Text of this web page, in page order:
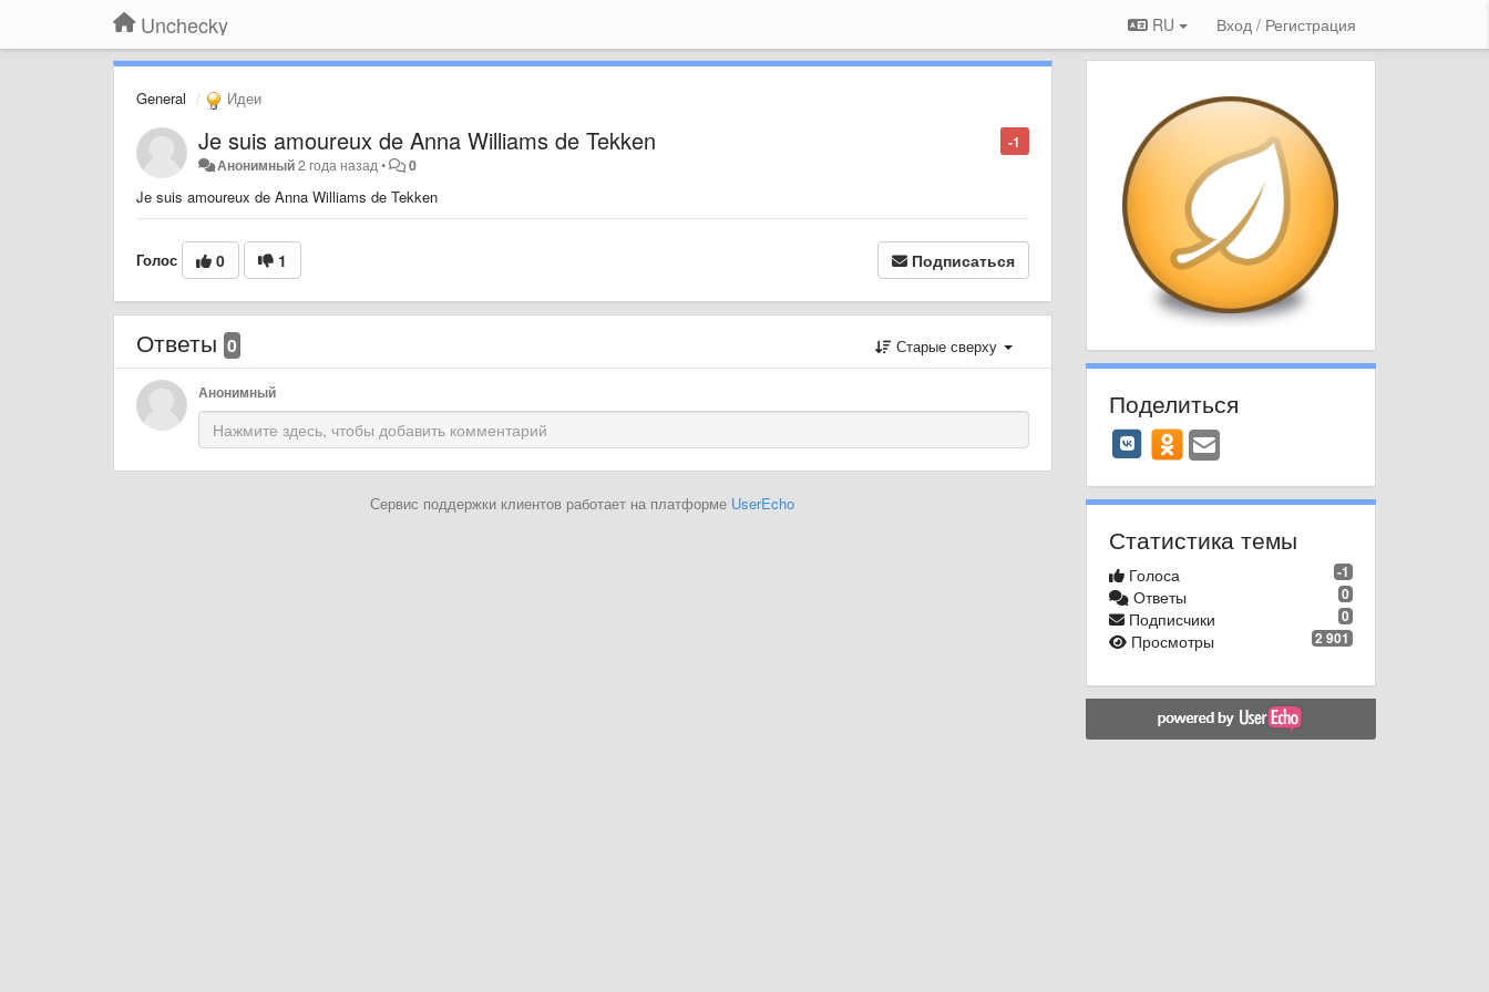
Unchecky RU Вход / Регистрация
General Идеи
-1
Je suis amoureux de Anna Williams de Tekken
Анонимный2 года назад • 0
Je suis amoureux de Anna Williams de Tekken
Голос 0 1 Подписаться
Ответы 0 Старые сверху
Анонимный
Сервис поддержки клиентов работает на платформе UserEcho
Поделиться
Статистика темы
-1
Голоса
0
Ответы
0
Подписчики
2 901
Просмотры